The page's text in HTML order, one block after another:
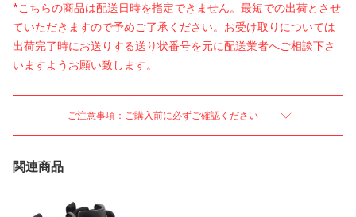
*こちらの商品は配送日時を指定できません。最短での出荷とさせ
ていただきますので予めご了承ください。お受け取りについては
出荷完了時にお送りする送り状番号を元に配送業者へご相談下さ
いますようお願い致します。
ご注意事項：ご購入前に必ずご確認ください
関連商品